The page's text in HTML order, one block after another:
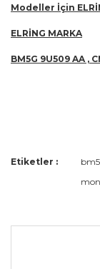
Modeller İçin
ELRİNG MARKA
BM5G 9U509 AA ,
Bu ürünün fiyat
kullanarak
Ürün resmi
Ürün
Etiketler :